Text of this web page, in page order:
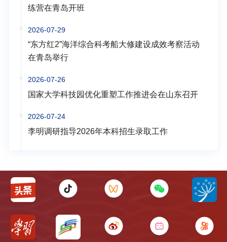
练营在青岛开班
2026-07-29
“东方红2”海洋综合科考船大修建设成效考察活动
在青岛举行
2026-07-26
国家大学科技园优化重塑工作推进会在山东召开
2026-07-24
李明调研指导2026年本科招生录取工作